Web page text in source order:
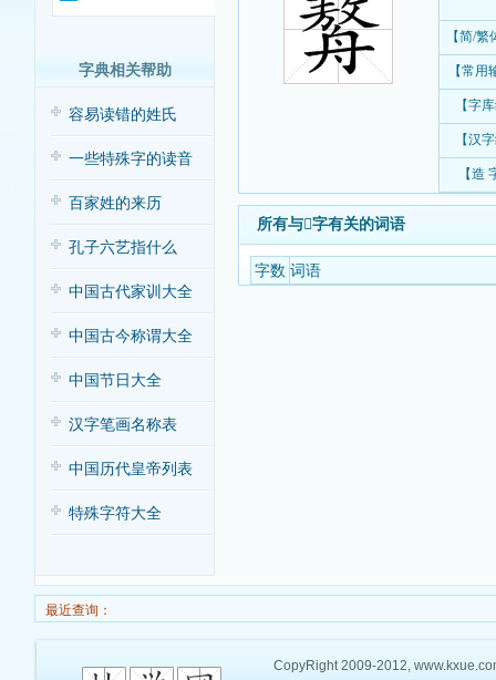
字典相关帮助
容易读错的姓氏
一些特殊字的读音
百家姓的来历
孔子六艺指什么
中国古代家训大全
中国古今称谓大全
中国节日大全
汉字笔画名称表
中国历代皇帝列表
特殊字符大全
【简/
【常用
【字
【汉
【造
所有与𦪈字有关的词语
字数 词语
最近查询：
CopyRight 2009-2012,